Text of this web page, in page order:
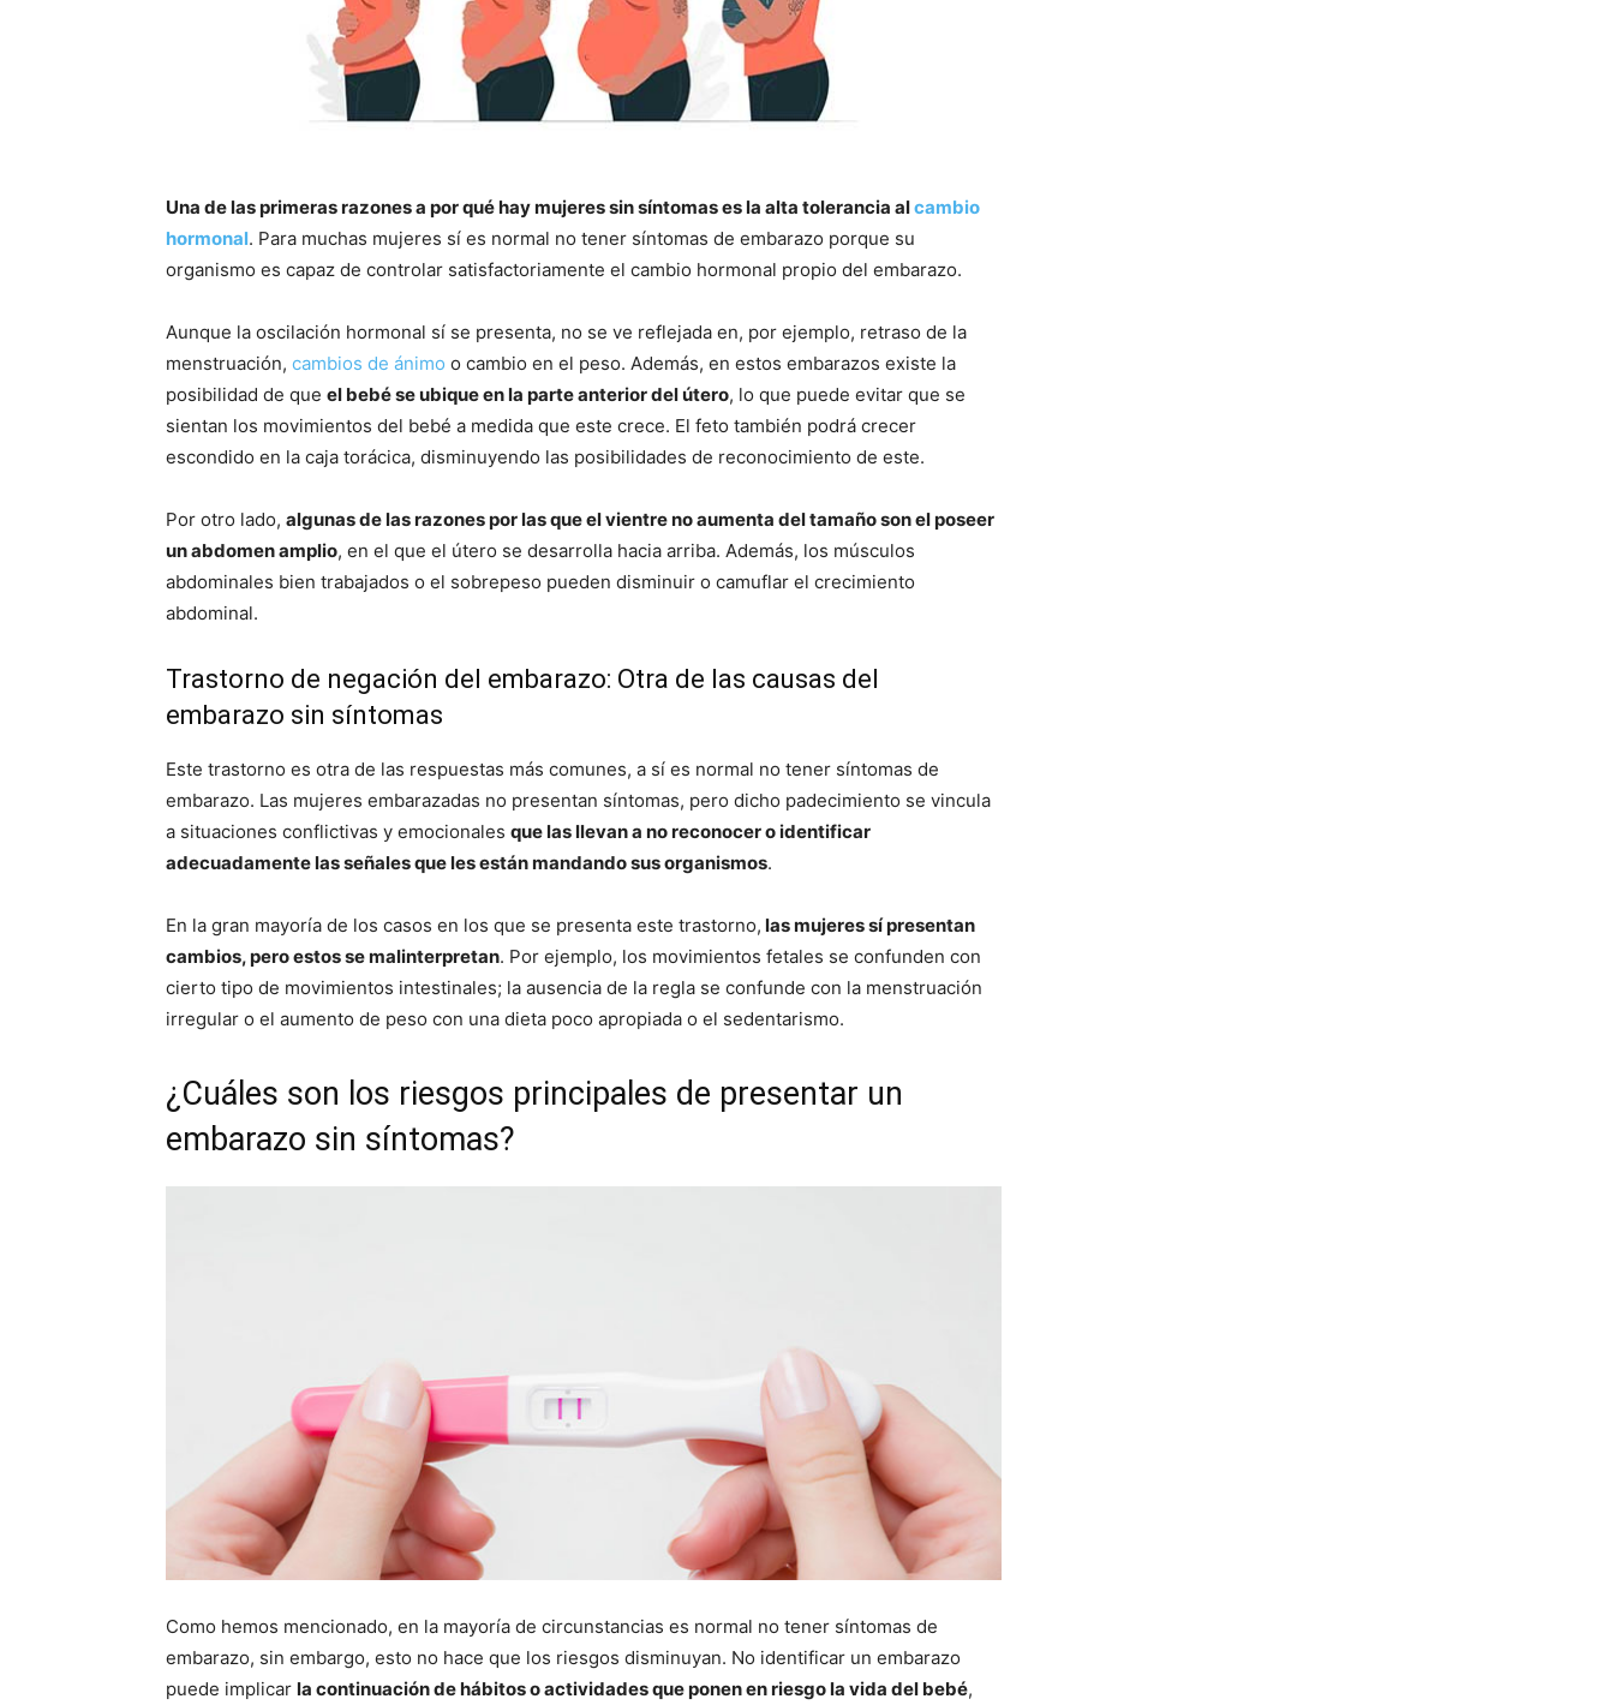
Una de las primeras razones a por qué hay mujeres sin síntomas es la alta tolerancia alcambio
hormonal. Para muchas mujeres sí es normal no tener síntomas de embarazo porque su
organismo es capaz de controlar satisfactoriamente el cambio hormonal propio del embarazo.
Aunque la oscilación hormonal sí se presenta, no se ve reflejada en, por ejemplo, retraso de la
menstruación, cambios de ánimo o cambio en el peso. Además, en estos embarazos existe la
posibilidad de que el bebé se ubique en la parte anterior del útero, lo que puede evitar que se
sientan los movimientos del bebé a medida que este crece. El feto también podrá crecer
escondido en la caja torácica, disminuyendo las posibilidades de reconocimiento de este.
Por otro lado, algunas de las razones por las que el vientre no aumenta del tamaño son el poseer
un abdomen amplio, en el que el útero se desarrolla hacia arriba. Además, los músculos
abdominales bien trabajados o el sobrepeso pueden disminuir o camuflar el crecimiento
abdominal.
Trastorno de negación del embarazo: Otra de las causas del
embarazo sin síntomas
Este trastorno es otra de las respuestas más comunes, a sí es normal no tener síntomas de
embarazo. Las mujeres embarazadas no presentan síntomas, pero dicho padecimiento se vincula
a situaciones conflictivas y emocionales que las llevan a no reconocer o identificar
adecuadamente las señales que les están mandando sus organismos.
En la gran mayoría de los casos en los que se presenta este trastorno, las mujeres sí presentan
cambios, pero estos se malinterpretan. Por ejemplo, los movimientos fetales se confunden con
cierto tipo de movimientos intestinales; la ausencia de la regla se confunde con la menstruación
irregular o el aumento de peso con una dieta poco apropiada o el sedentarismo.
¿Cuáles son los riesgos principales de presentar un
embarazo sin síntomas?
Como hemos mencionado, en la mayoría de circunstancias es normal no tener síntomas de
embarazo, sin embargo, esto no hace que los riesgos disminuyan. No identificar un embarazo
puede implicar la continuación de hábitos o actividades que ponen en riesgo la vida del bebé,